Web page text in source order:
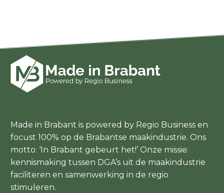
Made in Brabant is powered by Regio Business en
focust 100% op de Brabantse maakindustrie. Ons
motto: ‘In Brabant gebeurt het!’ Onze missie:
kennismaking tussen DGA’s uit de maakindustrie
faciliteren en samenwerking in de regio
stimuleren.